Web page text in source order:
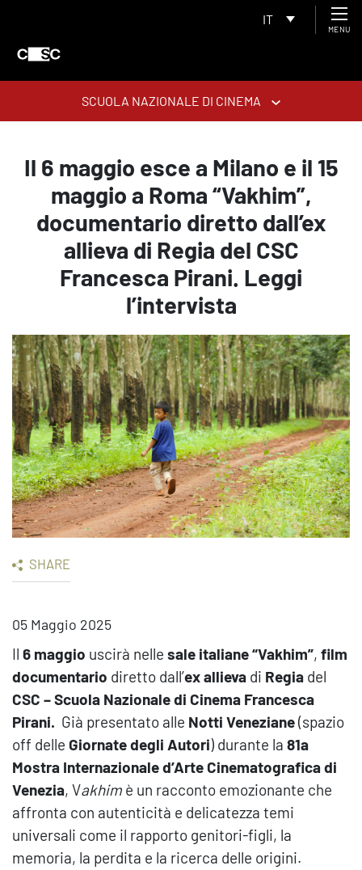
IT
MENU
SCUOLA NAZIONALE DI CINEMA
Il 6 maggio esce a Milano e il 15
maggio a Roma “Vakhim”,
documentario diretto dall’ex
allieva di Regia del CSC
Francesca Pirani. Leggi
l’intervista
SHARE
05 Maggio 2025
Il 6 maggio uscirà nelle sale italiane “Vakhim”, film
documentario diretto dall’ex allieva di Regia del
CSC – Scuola Nazionale di Cinema Francesca
Pirani. Già presentato alle Notti Veneziane(spazio
off delle Giornate degli Autori) durante la 81a
Mostra Internazionale d’Arte Cinematografica di
Venezia, Vakhim è un racconto emozionante che
affronta con autenticità e delicatezza temi
universali come il rapporto genitori-figli, la
memoria, la perdita e la ricerca delle origini.